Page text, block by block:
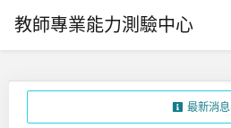
教師專業能力測驗中心
最新消息